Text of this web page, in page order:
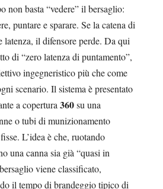
non basta “vedere” il bersaglio:
puntare e sparare. Se la catena di
latenza, il difensore perde. Da qui
di “zero latenza di puntamento”,
ingegneristico più che come
scenario. Il sistema è presentato
a copertura 360su una
o tubi di munizionamento
L’idea è che, ruotando
una canna sia già “quasi in
viene classificato,
il tempo di brandeggio tipico di